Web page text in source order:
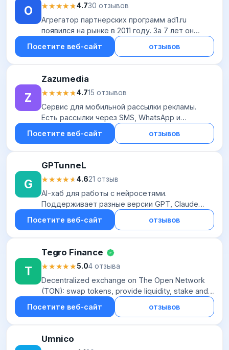
O ★★★★★
★★★★★4.730 отзывов
Агрегатор партнерских программ ad1.ru
появился на рынке в 2011 году. За 7 лет он
успешно укрепился в нише интернет-рекламы
и справедливо заслужил репутацию сильной и
Посетите веб-сайт отзывов
Z
Zazumedia
★★★★★
★★★★★4.715 отзывов
Сервис для мобильной рассылки рекламы.
Есть рассылки через SMS, WhatsApp и
Telegram. Работают каскадные рассылки —
через несколько каналов связи, начиная с
Посетите веб-сайт отзывов
G
GPTunneL
★★★★★
★★★★★4.621 отзыв
AI-хаб для работы с нейросетями.
Поддерживает разные версии GPT, Claude
Sonnet, Gemini, DeepSeek, Suno, Stable Diffusion
и т.д. Всего доступно более 10 разных AI-
Посетите веб-сайт отзывов
T
Tegro Finance
★★★★★
★★★★★5.04 отзыва
Decentralized exchange on The Open Network
(TON): swap tokens, provide liquidity, stake and
earn. Fast, low-fee, non-custodial.
Посетите веб-сайт отзывов
Umnico